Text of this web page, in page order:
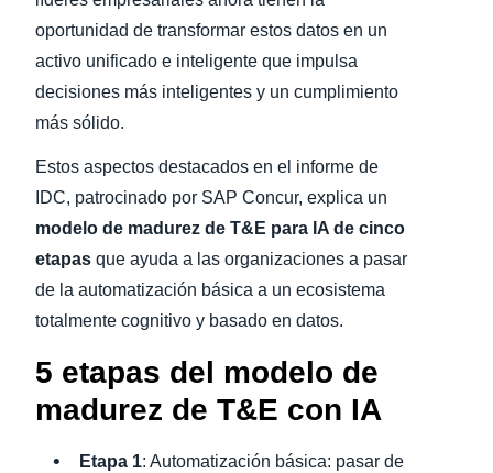
oportunidad de transformar estos datos en un
activo unificado e inteligente que impulsa
decisiones más inteligentes y un cumplimiento
más sólido.
Estos aspectos destacados en el informe de
IDC, patrocinado por SAP Concur, explica un
modelo de madurez de T&E para IA de cinco
etapas que ayuda a las organizaciones a pasar
de la automatización básica a un ecosistema
totalmente cognitivo y basado en datos.
5 etapas del modelo de
madurez de T&E con IA
Etapa 1: Automatización básica: pasar de